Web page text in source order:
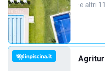
·e altri